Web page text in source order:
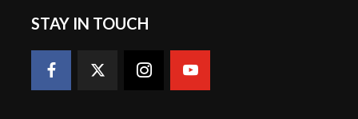
STAY IN TOUCH